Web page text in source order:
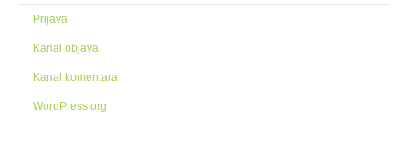
Prijava
Kanal objava
Kanal komentara
WordPress.org